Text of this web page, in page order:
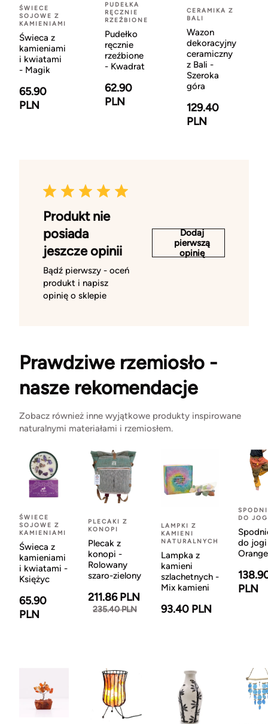
ŚWIECE
SOJOWE Z
KAMIENIAMI
Świeca z
kamieniami
i kwiatami
- Magik
65.90
PLN
PUDEŁKA
RĘCZNIE
RZEŹBIONE
Pudełko
ręcznie
rzeźbione
- Kwadrat
62.90
PLN
CERAMIKA Z
BALI
Wazon
dekoracyjny
ceramiczny
z Bali -
Szeroka
góra
129.40
PLN
Produkt nie
posiada
jeszcze opinii
Bądź pierwszy - oceń
produkt i napisz
opinię o sklepie
Dodaj
pierwszą
opinię
Prawdziwe rzemiosło -
nasze rekomendacje
Zobacz również inne wyjątkowe produkty inspirowane
naturalnymi materiałami i rzemiosłem.
ŚWIECE
SOJOWE Z
KAMIENIAMI
Świeca z
kamieniami
i kwiatami -
Księżyc
65.90
PLN
PLECAKI Z
KONOPI
Plecak z
konopi -
Rolowany
szaro-zielony
211.86 PLN
235.40 PLN
LAMPKI Z
KAMIENI
NATURALNYCH
Lampka z
kamieni
szlachetnych -
Mix kamieni
93.40 PLN
DO
do
Orange
PLN